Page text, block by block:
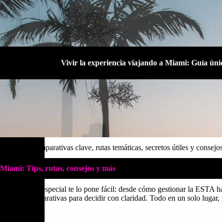
Vivir la experiencia viajando a Miami: Guía
local: Comparativas clave, rutas temáticas, secretos útiles y
Tips, rutas, consejos y más
? 🌴 Esta guía especial te lo pone fácil: desde cómo gestionar la ESTA
y comparativas para decidir con claridad. Todo en un solo